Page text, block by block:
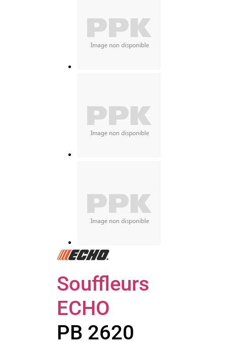
Souffleurs
ECHO
PB 2620